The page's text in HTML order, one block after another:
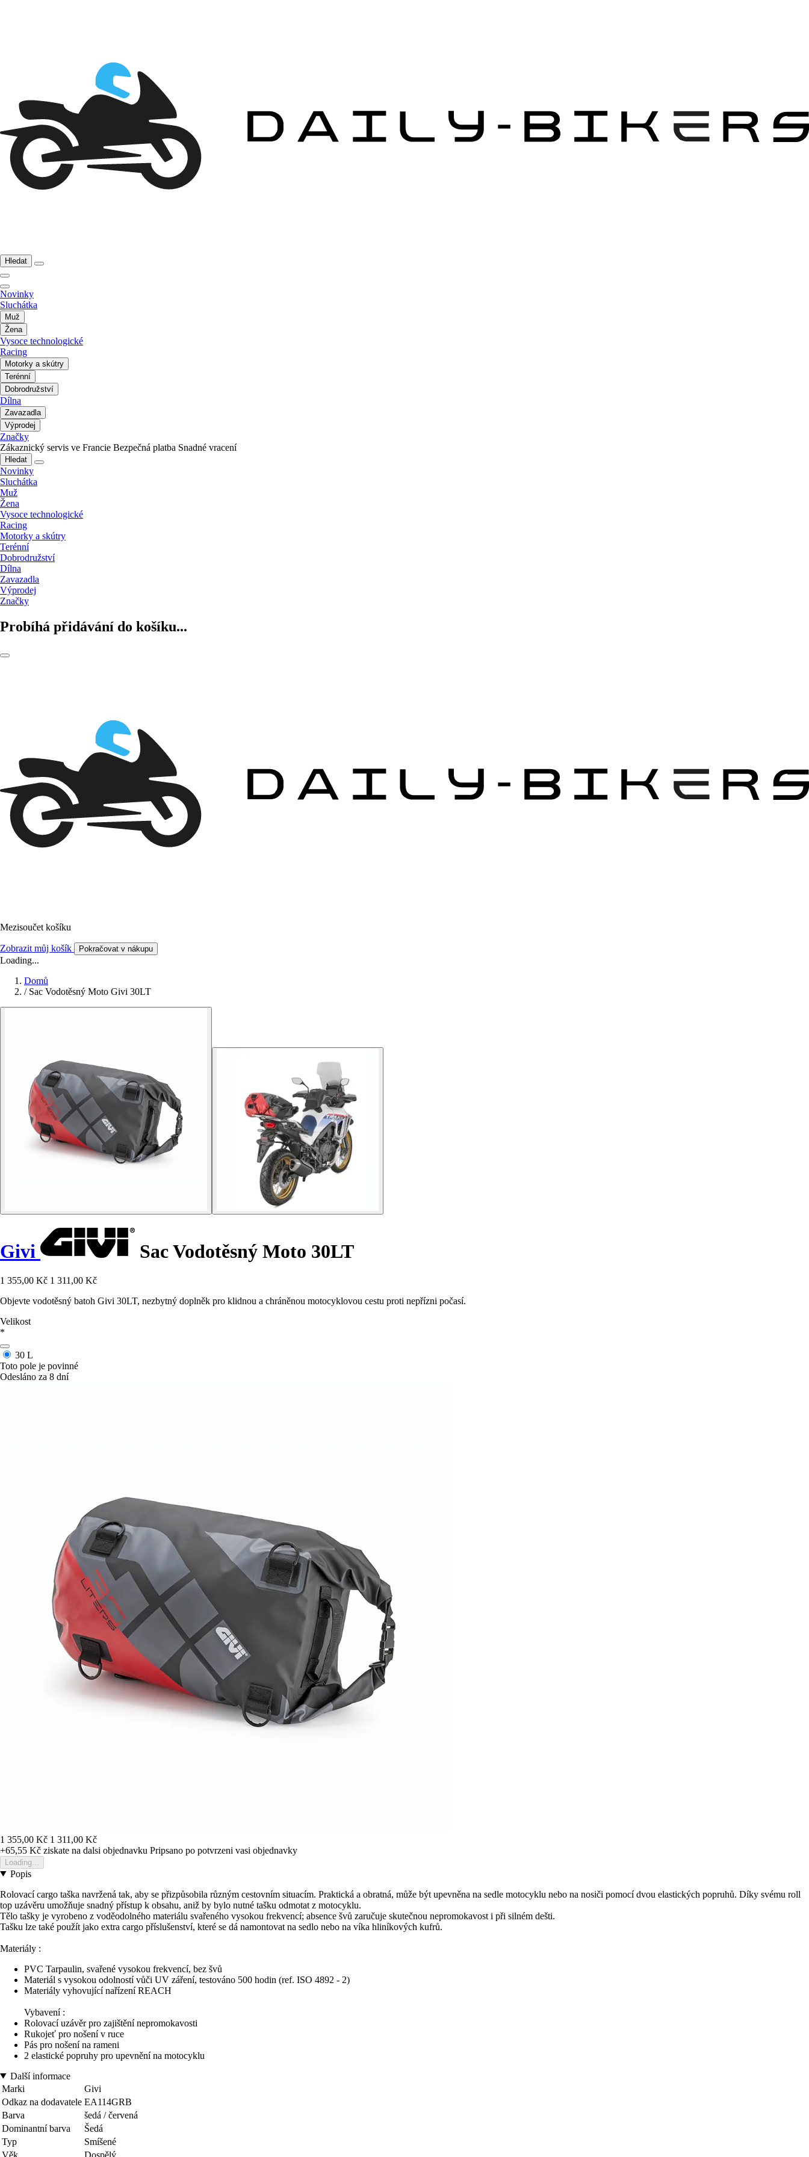
Hledat
Novinky
Sluchátka
Muž
Žena
Vysoce technologické
Racing
Motorky a skútry
Terénní
Dobrodružství
Dílna
Zavazadla
Výprodej
Značky
Zákaznický servis ve Francie Bezpečná platba Snadné vracení
Hledat
Novinky
Sluchátka
Muž
Žena
Vysoce technologické
Racing
Motorky a skútry
Terénní
Dobrodružství
Dílna
Zavazadla
Výprodej
Značky
Probíhá přidávání do košíku...
Mezisoučet košíku
Zobrazit můj košík Pokračovat v nákupu
Loading...
Domů
/ Sac Vodotěsný Moto Givi 30LT
Givi Sac Vodotěsný Moto 30LT
1 355,00 Kč 1 311,00 Kč
Objevte vodotěsný batoh Givi 30LT, nezbytný doplněk pro klidnou a chráněnou motocyklovou cestu proti nepřízni počasí.
Velikost
*
30 L
Toto pole je povinné
Odesláno za 8 dní
1 355,00 Kč 1 311,00 Kč
+65,55 Kč ziskate na dalsi objednavku Pripsano po potvrzeni vasi objednavky
Loading...
Popis
Rolovací cargo taška navržená tak, aby se přizpůsobila různým cestovním situacím. Praktická a obratná, může být upevněna na sedle motocyklu nebo na nosiči pomocí dvou elastických popruhů. Díky svému roll
top uzávěru umožňuje snadný přístup k obsahu, aniž by bylo nutné tašku odmotat z motocyklu.
Tělo tašky je vyrobeno z voděodolného materiálu svařeného vysokou frekvencí; absence švů zaručuje skutečnou nepromokavost i při silném dešti.
Tašku lze také použít jako extra cargo příslušenství, které se dá namontovat na sedlo nebo na víka hliníkových kufrů.
Materiály :
PVC Tarpaulin, svařené vysokou frekvencí, bez švů
Materiál s vysokou odolností vůči UV záření, testováno 500 hodin (ref. ISO 4892 - 2)
Materiály vyhovující nařízení REACH
Vybavení :
Rolovací uzávěr pro zajištění nepromokavosti
Rukojeť pro nošení v ruce
Pás pro nošení na rameni
2 elastické popruhy pro upevnění na motocyklu
Další informace
Marki
Givi
Odkaz na dodavatele EA114GRB
Barva
šedá / červená
Dominantní barva
Šedá
Typ
Smíšené
Věk
Dospělý